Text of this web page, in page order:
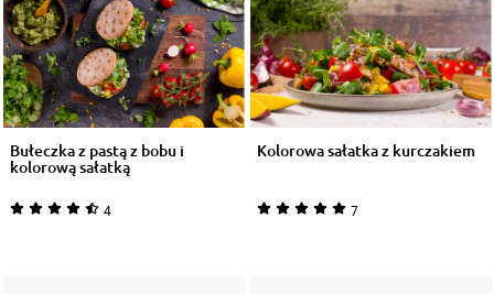
Bułeczka z pastą z bobu i
kolorową sałatką
4
Kolorowa sałatka z kurczakiem
7